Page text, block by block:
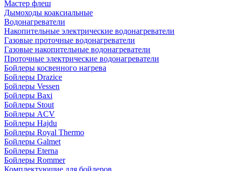
Мастер флеш
Дымоходы коаксиальные
Водонагреватели
Накопительные электрические водонагреватели
Газовые проточные водонагреватели
Газовые накопительные водонагреватели
Проточные электрические водонагреватели
Бойлеры косвенного нагрева
Бойлеры Drazice
Бойлеры Vessen
Бойлеры Baxi
Бойлеры Stout
Бойлеры ACV
Бойлеры Hajdu
Бойлеры Royal Thermo
Бойлеры Galmet
Бойлеры Eterna
Бойлеры Rommer
Комплектующие для бойлеров